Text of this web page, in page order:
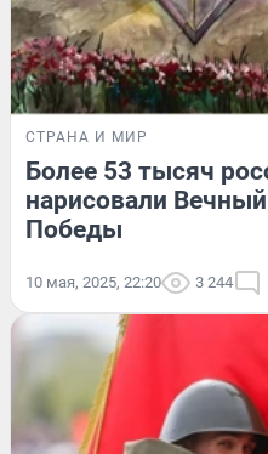
СТРАНА И МИР
Более 53 тысяч
нарисовали
Победы
10 мая, 2025, 22:20 3 244